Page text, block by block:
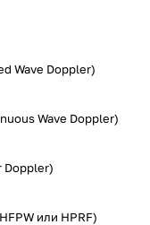
Wave Doppler)
Wave Doppler)
Doppler)
или HPRF)